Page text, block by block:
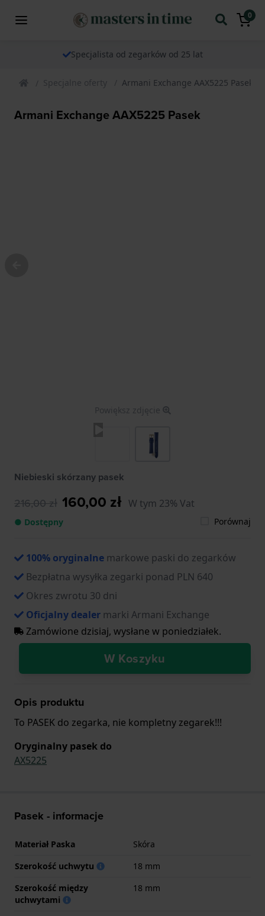
0
Specjalista od zegarków od 25 lat
Specjalne oferty Armani Exchange AAX5225 Pasek
Armani Exchange AAX5225 Pasek
Powiększ zdjęcie
Niebieski skórzany pasek
216,00 zł 160,00 zł W tym 23% Vat
● Dostępny Porównaj
100% oryginalne markowe paski do zegarków
Bezpłatna wysyłka zegarki ponad PLN 640
Okres zwrotu 30 dni
Oficjalny dealer marki Armani Exchange
Zamówione dzisiaj, wysłane w poniedziałek.
W Koszyku
Opis produktu
To PASEK do zegarka, nie kompletny zegarek!!!
Oryginalny pasek do
AX5225
Pasek - informacje
Materiał Paska
Skóra
Szerokość uchwytu
18 mm
Szerokość między
uchwytami
18 mm